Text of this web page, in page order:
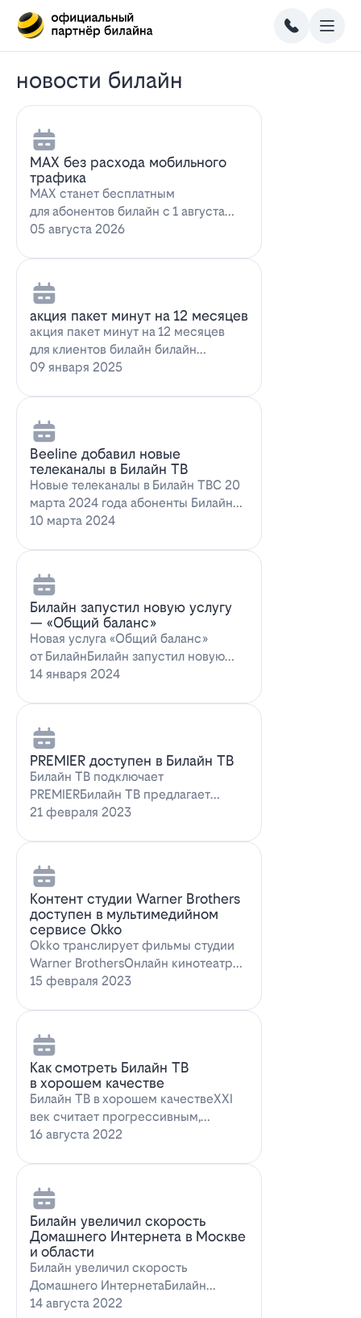
новости билайн
MAX без расхода мобильного
трафика
MAX станет бесплатным
для абонентов билайн с 1 августа
2026 года использование
05 августа 2026
акция пакет минут на 12 месяцев
акция пакет минут на 12 месяцев
для клиентов билайн билайн
запускает новое выгодное
09 января 2025
Beeline добавил новые
телеканалы в Билайн ТВ
Новые телеканалы в Билайн ТВС 20
марта 2024 года абоненты Билайн
ТВ получат возможность
10 марта 2024
Билайн запустил новую услугу
— «Общий баланс»
Новая услуга «Общий баланс»
от БилайнБилайн запустил новую
услугу – "Общий баланс"…
14 января 2024
PREMIER доступен в Билайн ТВ
Билайн ТВ подключает
PREMIERБилайн ТВ предлагает
подписку на PREMIER. Всем
21 февраля 2023
Контент студии Warner Brothers
доступен в мультимедийном
сервисе Okko
Okko транслирует фильмы студии
Warner BrothersОнлайн кинотеатр
Okko пополнил коллекцию лучшими
15 февраля 2023
Как смотреть Билайн ТВ
в хорошем качестве
Билайн ТВ в хорошем качествеXXI
век считает прогрессивным,
большинство технологий доступны
16 августа 2022
Билайн увеличил скорость
Домашнего Интернета в Москве
и области
Билайн увеличил скорость
Домашнего ИнтернетаБилайн
увеличил скорость Домашнего
14 августа 2022